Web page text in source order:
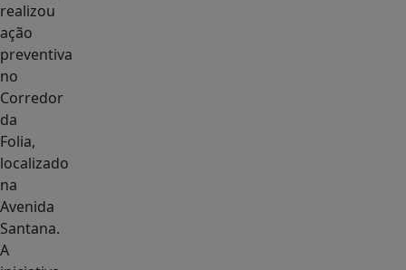
realizou
ação
preventiva
no
Corredor
da
Folia,
localizado
na
Avenida
Santana.
A